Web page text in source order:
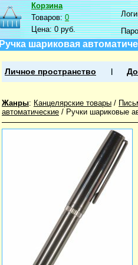
Корзина
Товаров:0
Цена:0 руб.
Ручка шариковая
Личное пространство
Жанры: Канцелярские товары /
автоматические / Ручки шариковые